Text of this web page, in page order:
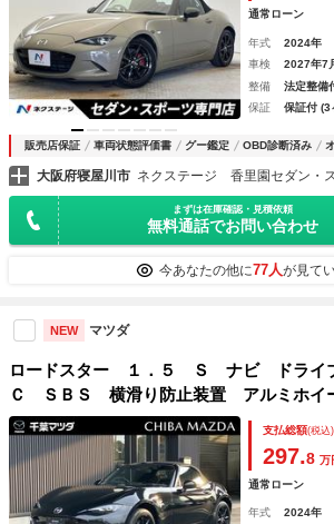
通常ローン
年式 2024年
車検
2027年7
整備
法定整備
保証
保証付
販売店保証 車両状態評価書 グー鑑定 OBD診断済み
大阪府寝屋川市 ネクステージ 香里園セダン・
まずは在庫確認・見積依頼
無料通話でお問い合わせ
今あなたの他に77人が見て
NEW マツダ
ロードスター １．５ Ｓ ナビ ドライ
Ｃ ＳＢＳ 横滑り防止装置 アルミホイ
テム ＥＴＣ オートマチックハイビー
ー リアコーナーセンサー リモコンキー
支払総額(税込)
297.8 万
通常ローン
年式 2024年